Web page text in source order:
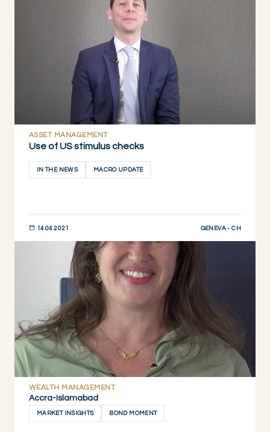
ASSET MANAGEMENT
Use of US stimulus checks
IN THE NEWS MACRO UPDATE
14.04.2021 GENEVA - CH
JETZT ENTDECKEN
WEALTH MANAGEMENT
Accra-Islamabad
MARKET INSIGHTS BOND MOMENT